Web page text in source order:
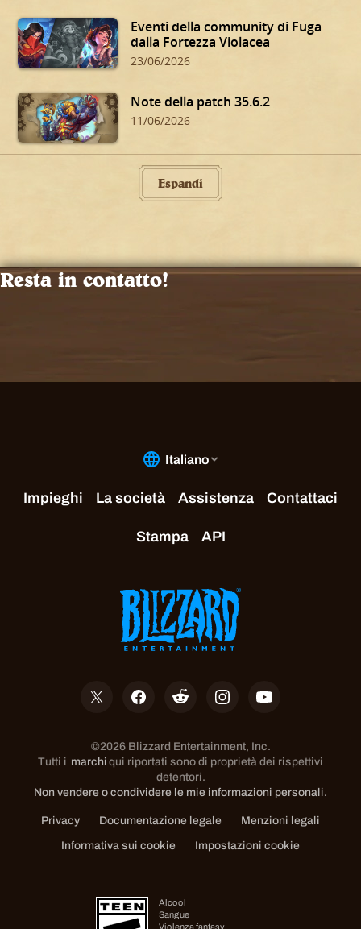
Eventi della community di Fuga
dalla Fortezza Violacea
23/06/2026
Note della patch 35.6.2
11/06/2026
Espandi
Resta in contatto!